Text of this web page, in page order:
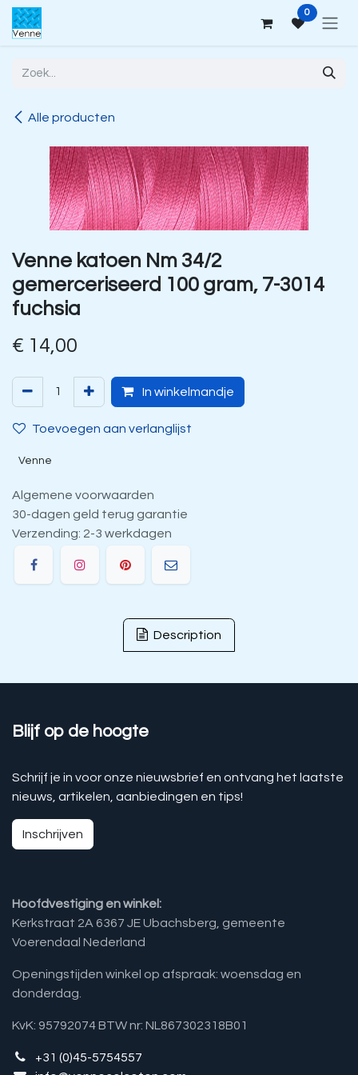
Overslaan naar inhoud 0
Alle producten
Venne katoen Nm 34/2
gemerceriseerd 100 gram, 7-3014
fuchsia
€ 14,00
In winkelmandje
Toevoegen aan verlanglijst
Venne
Algemene voorwaarden
30-dagen geld terug garantie
Verzending: 2-3 werkdagen
Description
Blijf op de hoogte
Schrijf je in voor onze nieuwsbrief en ontvang het laatste
nieuws, artikelen, aanbiedingen en tips!
Inschrijven
Hoofdvestiging en winkel:
Kerkstraat 2A 6367 JE Ubachsberg, gemeente
Voerendaal Nederland
Openingstijden winkel op afspraak: woensdag en
donderdag.
KvK: 95792074 BTW nr: NL867302318B01
+31 (0)45-5754557